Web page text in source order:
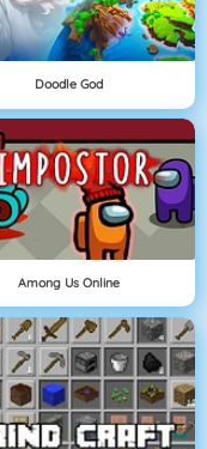
Doodle God
Among Us Online